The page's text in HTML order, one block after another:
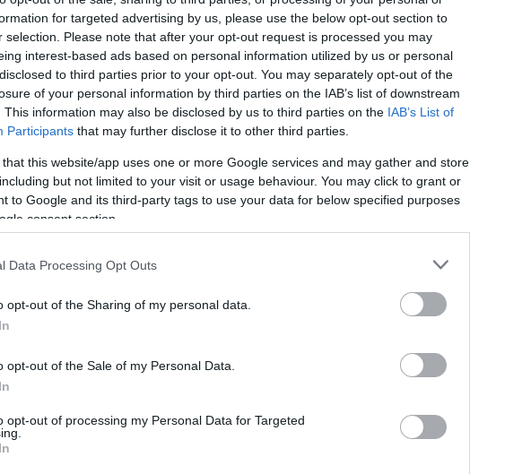
for targeted advertising by us, please use the below opt-out section to
selection. Please note that after your opt-out request is processed you may
interest-based ads based on personal information utilized by us or personal
to third parties prior to your opt-out. You may separately opt-out of the
of your personal information by third parties on the IAB’s list of downstream
This information may also be disclosed by us to third parties on the IAB’s List of
Participants that may further disclose it to other third parties.
that this website/app uses one or more Google services and may gather and store
but not limited to your visit or usage behaviour. You may click to grant or
to Google and its third-party tags to use your data for below specified purposes
consent section.
Data Processing Opt Outs
opt-out of the Sharing of my personal data.
opt-out of the Sale of my Personal Data.
opt-out of processing my Personal Data for Targeted
tekerés? Milyen egy használt, bő százezer kilométert futott Volkswagen Golf Variant
Ezekről a témákról beszélgetett Kossik János, a Porsche Buda, Das WeltAuto
Rádió, Láckerék című autós műsorában. Műsorvezető: Póka Zalán.
linken hallgatható meg:
autó kínálatát IDE kattintva érheti el.
kategóriák szerint